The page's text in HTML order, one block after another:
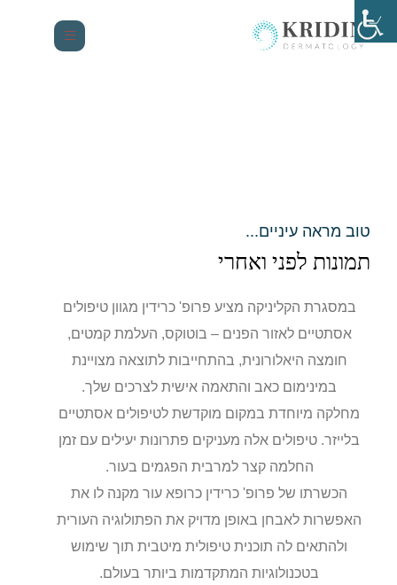
טוב מראה עיניים...
תמונות לפני ואחרי
במסגרת הקליניקה מציע פרופ' כרידין מגוון טיפולים
אסתטיים לאזור הפנים – בוטוקס, העלמת קמטים,
חומצה היאלורונית, בהתחייבות לתוצאה מצויינת
במינימום כאב והתאמה אישית לצרכים שלך.
מחלקה מיוחדת במקום מוקדשת לטיפולים אסתטיים
בלייזר. טיפולים אלה מעניקים פתרונות יעילים עם זמן
החלמה קצר למרבית הפגמים בעור.
הכשרתו של פרופ' כרידין כרופא עור מקנה לו את
האפשרות לאבחן באופן מדויק את הפתולוגיה העורית
ולהתאים לה תוכנית טיפולית מיטבית תוך שימוש
בטכנולוגיות המתקדמות ביותר בעולם.